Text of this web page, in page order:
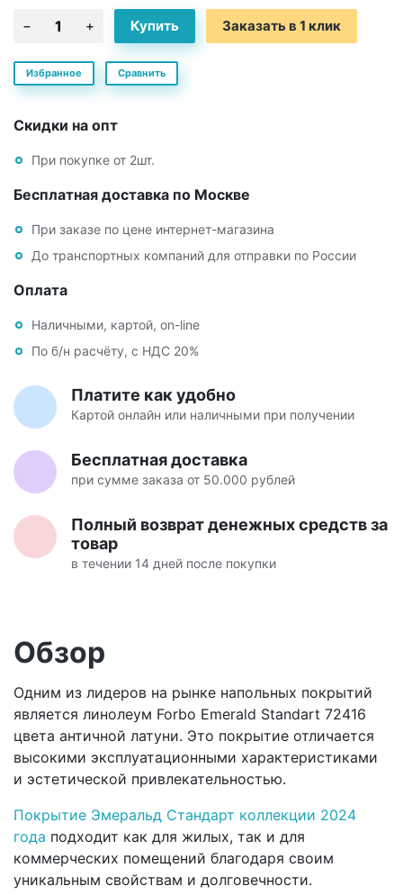
Заказать в 1 клик
Избранное Сравнить
Скидки на опт
При покупке от 2шт.
Бесплатная доставка по Москве
При заказе по цене интернет-магазина
До транспортных компаний для отправки по России
Оплата
Наличными, картой, on-line
По б/н расчёту, с НДС 20%
Платите как удобно
Картой онлайн или наличными при получении
Бесплатная доставка
при сумме заказа от 50.000 рублей
Полный возврат денежных средств за
товар
в течении 14 дней после покупки
Обзор
Одним из лидеров на рынке напольных покрытий
является линолеум Forbo Emerald Standart 72416
цвета античной латуни. Это покрытие отличается
высокими эксплуатационными характеристиками
и эстетической привлекательностью.
Покрытие Эмеральд Стандарт коллекции 2024
года подходит как для жилых, так и для
коммерческих помещений благодаря своим
уникальным свойствам и долговечности.